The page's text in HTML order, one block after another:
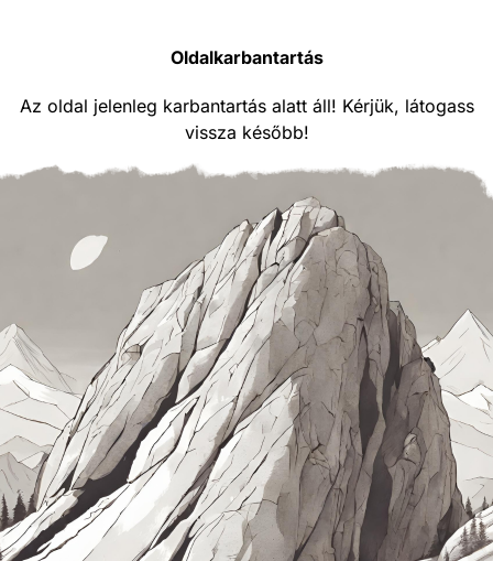
Oldalkarbantartás
Az oldal jelenleg karbantartás alatt áll! Kérjük, látogass
vissza később!